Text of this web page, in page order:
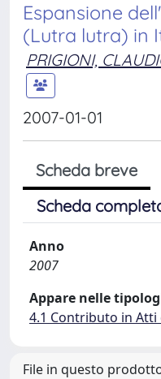
Espansione
(Lutra lutra) in
PRIGIONI,
2007-01-01
Scheda breve
Scheda
Anno
2007
Appare nelle
4.1 Contributo in Atti
File in questo